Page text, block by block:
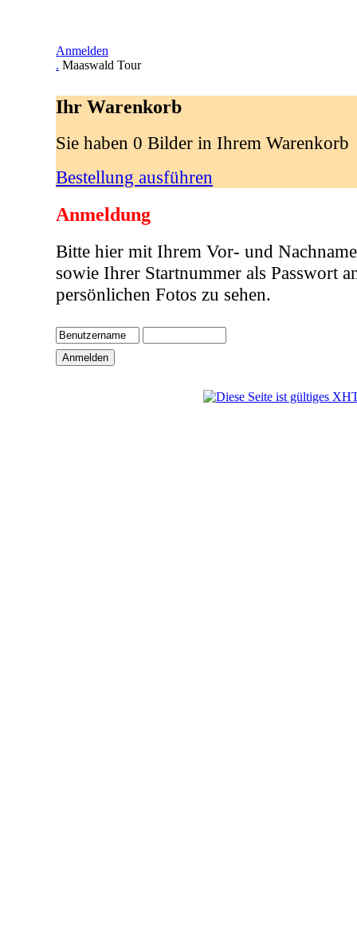
Anmelden
. Maaswald Tour
Ihr Warenkorb
Sie haben 0 Bilder in Ihrem Warenkorb
Bestellung ausführen
Anmeldung
Bitte hier mit Ihrem Vor- und
sowie Ihrer Startnummer als Passwort
persönlichen Fotos zu sehen.